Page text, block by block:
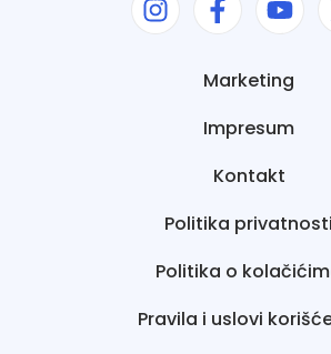
Marketing
Impresum
Kontakt
Politika privatnosti
Politika o
Pravila i uslovi